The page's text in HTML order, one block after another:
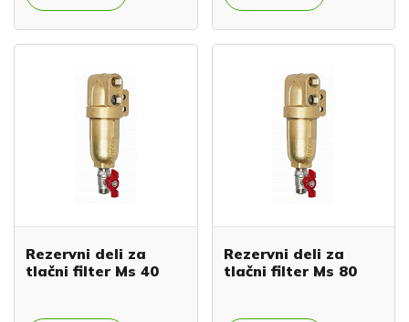
Rezervni deli za
tlačni filter Ms 40
Rezervni deli za
tlačni filter Ms 80